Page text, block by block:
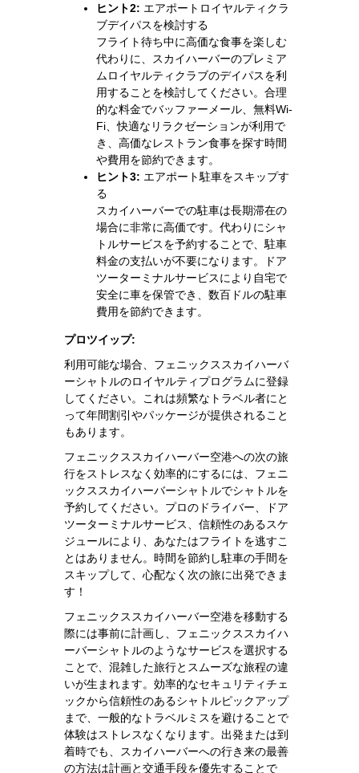
ヒント2: エアポートロイヤルティクラ
ブデイパスを検討する
フライト待ち中に高価な食事を楽しむ
代わりに、スカイハーバーのプレミア
ムロイヤルティクラブのデイパスを利
用することを検討してください。合理
的な料金でバッファーメール、無料Wi-
Fi、快適なリラクゼーションが利用で
き、高価なレストラン食事を探す時間
や費用を節約できます。
ヒント3: エアポート駐車をスキップす
る
スカイハーバーでの駐車は長期滞在の
場合に非常に高価です。代わりにシャ
トルサービスを予約することで、駐車
料金の支払いが不要になります。ドア
ツーターミナルサービスにより自宅で
安全に車を保管でき、数百ドルの駐車
費用を節約できます。
プロツイップ:
利用可能な場合、フェニックススカイハーバ
ーシャトルのロイヤルティプログラムに登録
してください。これは頻繁なトラベル者にと
って年間割引やパッケージが提供されること
もあります。
フェニックススカイハーバー空港への次の旅
行をストレスなく効率的にするには、フェニ
ックススカイハーバーシャトルでシャトルを
予約してください。プロのドライバー、ドア
ツーターミナルサービス、信頼性のあるスケ
ジュールにより、あなたはフライトを逃すこ
とはありません。時間を節約し駐車の手間を
スキップして、心配なく次の旅に出発できま
す！
フェニックススカイハーバー空港を移動する
際には事前に計画し、フェニックススカイハ
ーバーシャトルのようなサービスを選択する
ことで、混雑した旅行とスムーズな旅程の違
いが生まれます。効率的なセキュリティチェ
ックから信頼性のあるシャトルピックアップ
まで、一般的なトラベルミスを避けることで
体験はストレスなくなります。出発または到
着時でも、スカイハーバーへの行き来の最善
の方法は計画と交通手段を優先することで